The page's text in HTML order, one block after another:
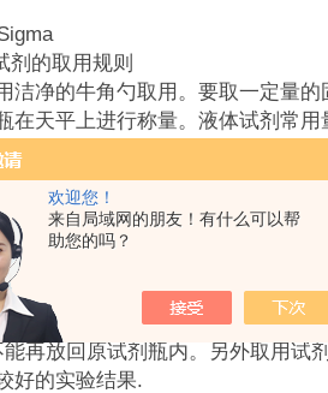
欢迎您！
来自局域网的朋友！有什么可以帮
助您的吗？
剂的取用规则
净的牛角勺取用。要取一定量的
在天平上进行称量。液体试剂常
的液体注入量筒中，使视线与量
量液体试剂则可用滴管取用，取
，取用试剂时应遵守以下规则，以
接触。
，量筒或滴管取用试剂，不准用
后，方可取用另一种试剂。
要将瓶塞盖紧，不可放错瓶盖和滴
能再放回原试剂瓶内。另外取用
好的实验结果.